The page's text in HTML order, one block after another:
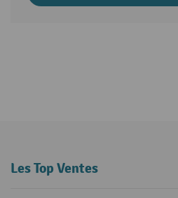
Les Top Ventes